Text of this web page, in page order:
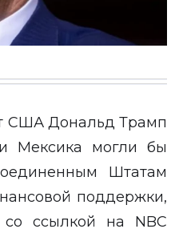
США Дональд Трамп
Мексика могли бы
Штатам
поддержки,
со ссылкой на NBC